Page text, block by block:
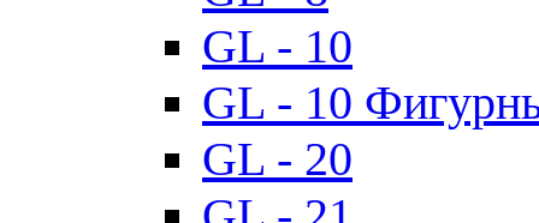
GL - 10
GL - 10
GL - 20